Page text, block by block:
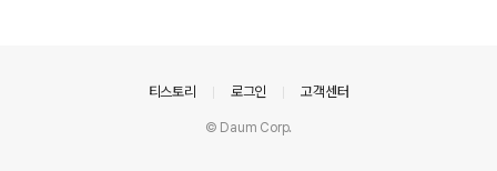
티스토리 로그인 고객센터
© Daum Corp.